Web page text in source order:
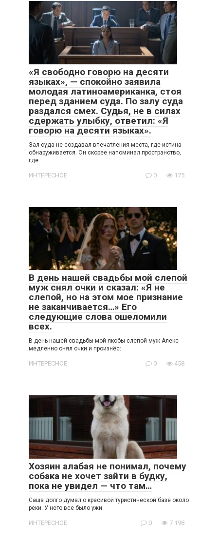
«Я свободно говорю на десяти
языках», — спокойно заявила
молодая латиноамериканка, стоя
перед зданием суда. По залу суда
раздался смех. Судья, не в силах
сдержать улыбку, ответил: «Я
говорю на десяти языках».
Зал суда не создавал впечатления места, где истина
обнаруживается. Он скорее напоминал пространство,
где
ИНТЕРЕСНОЕ 0 175
В день нашей свадьбы мой слепой
муж снял очки и сказал: «Я не
слепой, но на этом мое признание
не заканчивается…» Его
следующие слова ошеломили
всех.
В день нашей свадьбы мой якобы слепой муж Алекс
медленно снял очки и произнёс:
ИНТЕРЕСНОЕ 0 458
Хозяин алабая не понимал, почему
собака не хочет зайти в будку,
пока не увидел — что там…
Саша долго думал о красивой туристической базе около
реки. У него все было ужи
ИНТЕРЕСНОЕ 0 7 198